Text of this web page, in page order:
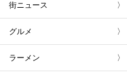
街ニュース
グルメ
ラーメン